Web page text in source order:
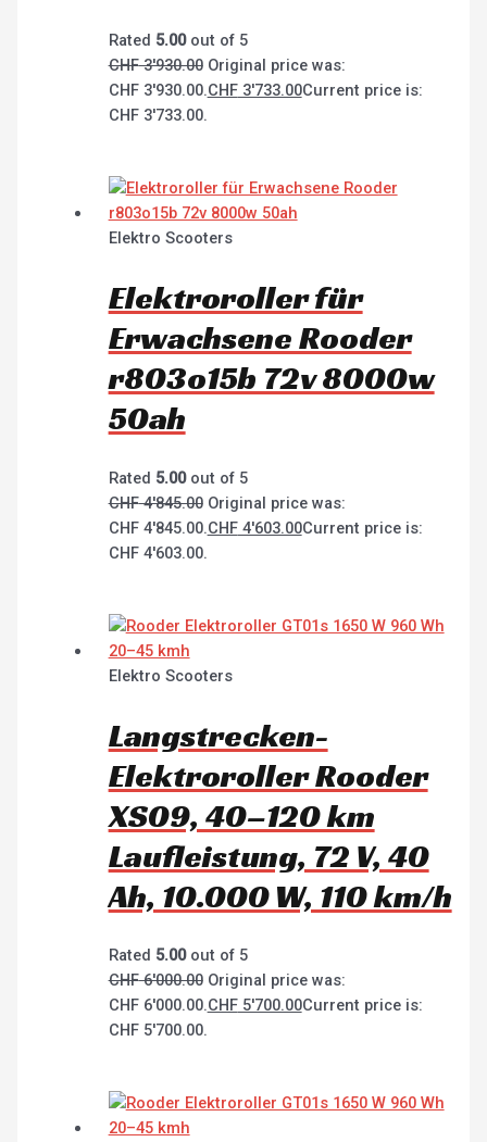
Rated 5.00out of 5
CHF3'930.00 Original price was:
CHF 3'930.00.CHF3'733.00Current price is:
CHF 3'733.00.
Elektro Scooters
Elektroroller für
Erwachsene Rooder
r803o15b 72v 8000w
50ah
Rated 5.00out of 5
CHF4'845.00 Original price was:
CHF 4'845.00.CHF4'603.00Current price is:
CHF 4'603.00.
Elektro Scooters
Langstrecken-
Elektroroller Rooder
XS09, 40–120 km
Laufleistung, 72 V, 40
Ah, 10.000 W, 110 km/h
Rated 5.00out of 5
CHF6'000.00 Original price was:
CHF 6'000.00.CHF5'700.00Current price is:
CHF 5'700.00.